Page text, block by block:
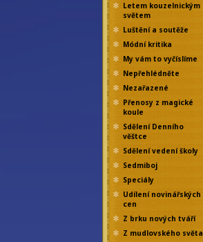
Letem kouzelnickým
světem
Luštění a soutěže
Módní kritika
My vám to vyčíslíme
Nepřehlédněte
Nezařazené
Přenosy z magické
koule
Sdělení Denního
věštce
Sdělení vedení školy
Sedmiboj
Speciály
Udílení novinářských
cen
Z brku nových tváří
Z mudlovského světa